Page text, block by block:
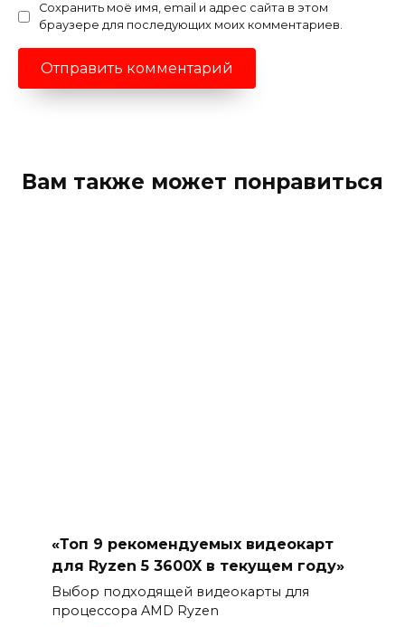
Сохранить моё имя, email и адрес сайта в этом
браузере для последующих моих комментариев.
Вам также может понравиться
«Топ 9 рекомендуемых видеокарт
для Ryzen 5 3600X в текущем году»
Выбор подходящей видеокарты для
процессора AMD Ryzen